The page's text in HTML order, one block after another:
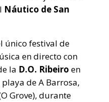
Náutico de San
único festival de
en directo con
la D.O. Ribeiro en
de A Barrosa,
Grove), durante